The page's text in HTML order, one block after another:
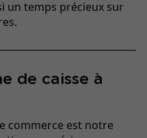
un temps précieux sur
de caisse à
commerce est notre